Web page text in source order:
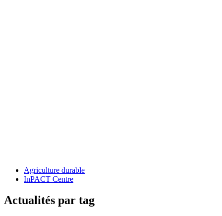
Agriculture durable
InPACT Centre
Actualités par tag